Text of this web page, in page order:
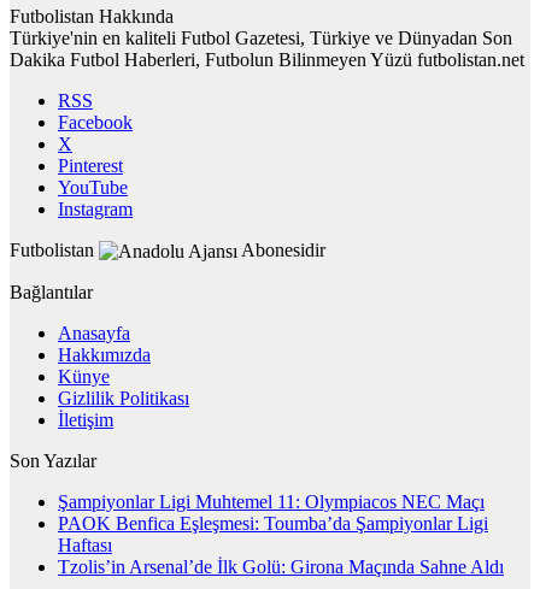
Futbolistan Hakkında
Türkiye'nin en kaliteli Futbol Gazetesi, Türkiye ve Dünyadan Son
Dakika Futbol Haberleri, Futbolun Bilinmeyen Yüzü futbolistan.net
RSS
Facebook
X
Pinterest
YouTube
Instagram
Futbolistan
Abonesidir
Bağlantılar
Anasayfa
Hakkımızda
Künye
Gizlilik Politikası
İletişim
Son Yazılar
Şampiyonlar Ligi Muhtemel 11: Olympiacos NEC Maçı
PAOK Benfica Eşleşmesi: Toumba’da Şampiyonlar Ligi
Haftası
Tzolis’in Arsenal’de İlk Golü: Girona Maçında Sahne Aldı